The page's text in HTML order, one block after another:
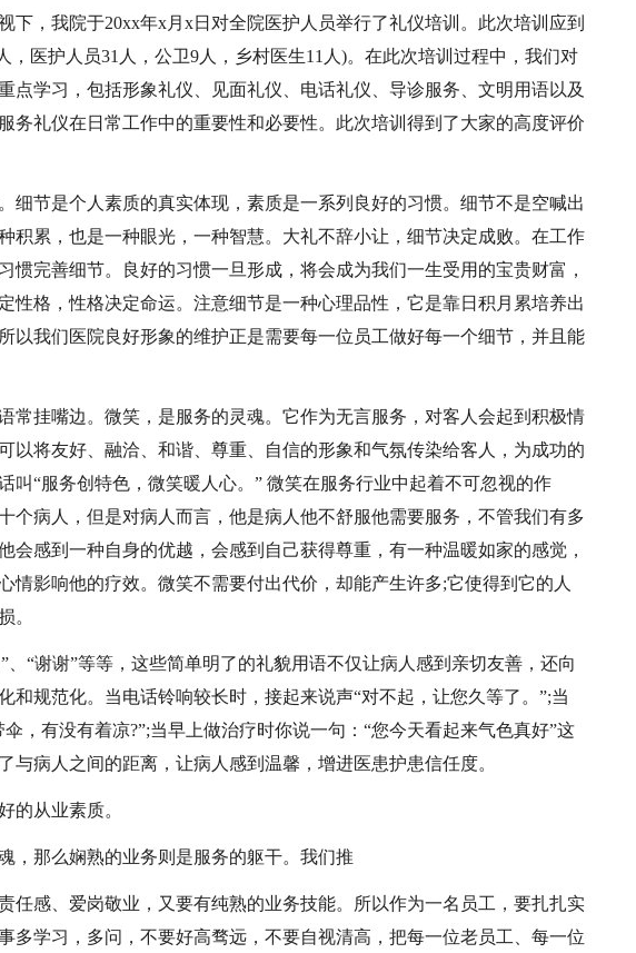
下，我院于20xx年x月x日对全院医护人员举行了礼仪培训。此次培训应到
，医护人员31人，公卫9人，乡村医生11人)。在此次培训过程中，我们对
点学习，包括形象礼仪、见面礼仪、电话礼仪、导诊服务、文明用语以及
务礼仪在日常工作中的重要性和必要性。此次培训得到了大家的高度评价
细节是个人素质的真实体现，素质是一系列良好的习惯。细节不是空喊出
积累，也是一种眼光，一种智慧。大礼不辞小让，细节决定成败。在工作
惯完善细节。良好的习惯一旦形成，将会成为我们一生受用的宝贵财富，
性格，性格决定命运。注意细节是一种心理品性，它是靠日积月累培养出
以我们医院良好形象的维护正是需要每一位员工做好每一个细节，并且能
常挂嘴边。微笑，是服务的灵魂。它作为无言服务，对客人会起到积极情
以将友好、融洽、和谐、尊重、自信的形象和气氛传染给客人，为成功的
叫“服务创特色，微笑暖人心。” 微笑在服务行业中起着不可忽视的作
个病人，但是对病人而言，他是病人他不舒服他需要服务，不管我们有多
会感到一种自身的优越，会感到自己获得尊重，有一种温暖如家的感觉，
情影响他的疗效。微笑不需要付出代价，却能产生许多;它使得到它的人
。
、“谢谢”等等，这些简单明了的礼貌用语不仅让病人感到亲切友善，还向
和规范化。当电话铃响较长时，接起来说声“对不起，让您久等了。”;当
，有没有着凉?”;当早上做治疗时你说一句：“您今天看起来气色真好”这
与病人之间的距离，让病人感到温馨，增进医患护患信任度。
的从业素质。
，那么娴熟的业务则是服务的躯干。我们推
任感、爱岗敬业，又要有纯熟的业务技能。所以作为一名员工，要扎扎实
多学习，多问，不要好高骛远，不要自视清高，把每一位老员工、每一位